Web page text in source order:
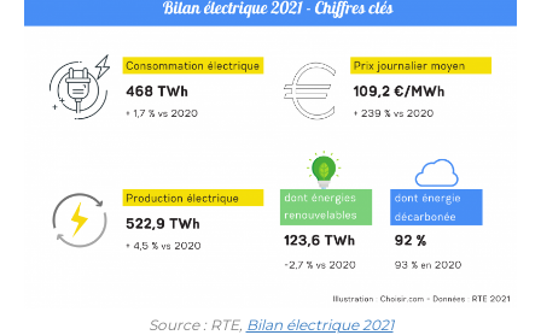
Source : RTE, Bilan électrique 2021